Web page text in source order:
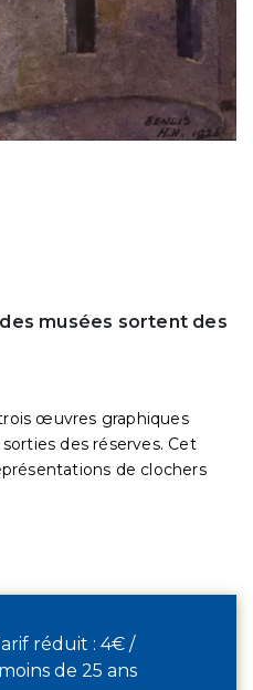
musées sortent des
œuvres graphiques
des réserves. Cet
de clochers
réduit : 4€ /
de 25 ans